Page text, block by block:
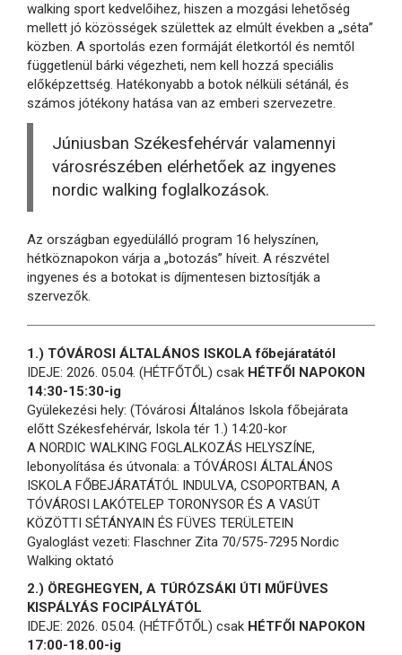
walking sport kedvelőihez, hiszen a mozgási lehetőség
mellett jó közösségek születtek az elmúlt években a „séta”
közben. A sportolás ezen formáját életkortól és nemtől
függetlenül bárki végezheti, nem kell hozzá speciális
előképzettség. Hatékonyabb a botok nélküli sétánál, és
számos jótékony hatása van az emberi szervezetre.
Júniusban Székesfehérvár valamennyi
városrészében elérhetőek az ingyenes
nordic walking foglalkozások.
Az országban egyedülálló program 16 helyszínen,
hétköznapokon várja a „botozás” híveit. A részvétel
ingyenes és a botokat is díjmentesen biztosítják a
szervezők.
1.) TÓVÁROSI ÁLTALÁNOS ISKOLA főbejáratától
IDEJE: 2026. 05.04. (HÉTFŐTŐL) csak HÉTFŐI NAPOKON
14:30-15:30-ig
Gyülekezési hely: (Tóvárosi Általános Iskola főbejárata
előtt Székesfehérvár, Iskola tér 1.) 14:20-kor
A NORDIC WALKING FOGLALKOZÁS HELYSZÍNE,
lebonyolítása és útvonala: a TÓVÁROSI ÁLTALÁNOS
ISKOLA FŐBEJÁRATÁTÓL INDULVA, CSOPORTBAN, A
TÓVÁROSI LAKÓTELEP TORONYSOR ÉS A VASÚT
KÖZÖTTI SÉTÁNYAIN ÉS FÜVES TERÜLETEIN
Gyaloglást vezeti: Flaschner Zita 70/575-7295 Nordic
Walking oktató
2.) ÖREGHEGYEN, A TÚRÓZSÁKI ÚTI MŰFÜVES
KISPÁLYÁS FOCIPÁLYÁTÓL
IDEJE: 2026. 05.04. (HÉTFŐTŐL) csak HÉTFŐI NAPOKON
17:00-18.00-ig